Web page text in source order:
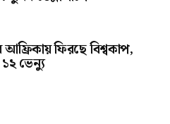
ফিরছে বিশ্বকাপ,
ভেন্যু